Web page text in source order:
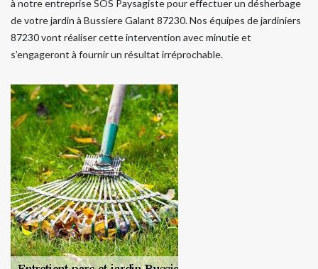
à notre entreprise SOS Paysagiste pour effectuer un désherbage
de votre jardin à Bussiere Galant 87230. Nos équipes de jardiniers
87230 vont réaliser cette intervention avec minutie et
s’engageront à fournir un résultat irréprochable.